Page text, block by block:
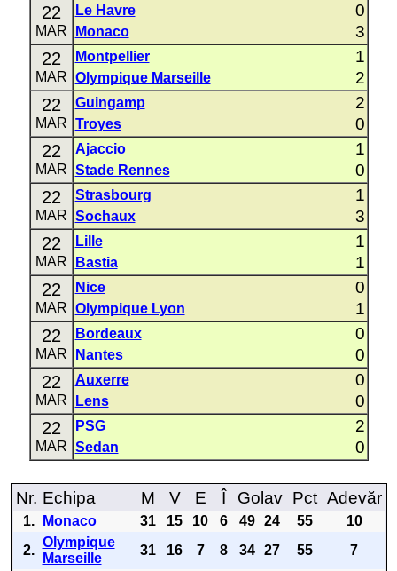
22
MAR
Le Havre 0
Monaco 3
22
MAR
Montpellier 1
Olympique Marseille 2
22
MAR
Guingamp 2
Troyes 0
22
MAR
Ajaccio 1
Stade Rennes 0
22
MAR
Strasbourg 1
Sochaux 3
22
MAR
Lille 1
Bastia 1
22
MAR
Nice 0
Olympique Lyon 1
22
MAR
Bordeaux 0
Nantes 0
22
MAR
Auxerre 0
Lens 0
22
MAR
PSG 2
Sedan 0
Nr. Echipa M V E Î Golav Pct Adevăr
1. Monaco 31 15 10 6 49 24 55
10
2.
Olympique
Marseille
31 16 7 8 34 27 55 7